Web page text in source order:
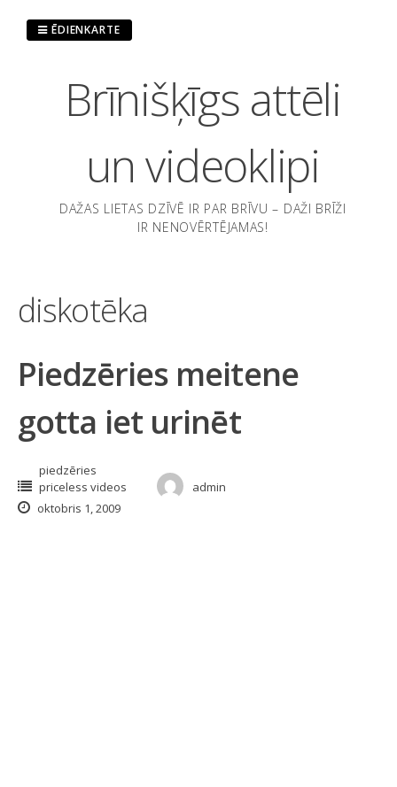
Brīnišķīgs attēli
un videoklipi
DAŽAS LIETAS DZĪVĒ IR PAR BRĪVU – DAŽI BRĪŽI
IR NENOVĒRTĒJAMAS!
ĒDIENKARTE
diskotēka
Piedzēries meitene
gotta iet urinēt
piedzēries
priceless videos
admin
oktobris 1, 2009